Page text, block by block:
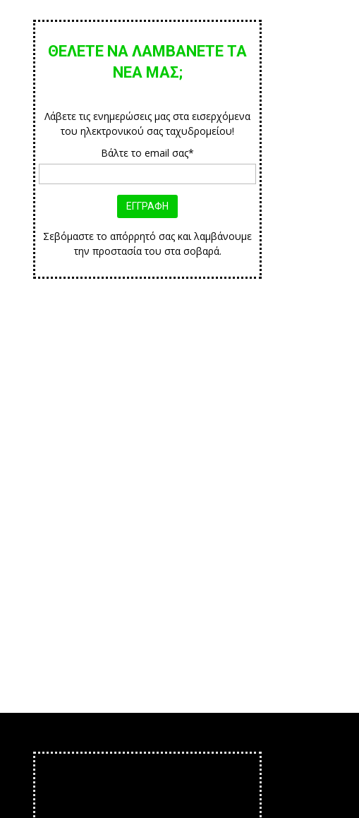
ΘΕΛΕΤΕ ΝΑ ΛΑΜΒΑΝΕΤΕ ΤΑ
ΝΕΑ ΜΑΣ;
Λάβετε τις ενημερώσεις μας στα εισερχόμενα
του ηλεκτρονικού σας ταχυδρομείου!
Βάλτε το email σας*
Σεβόμαστε το απόρρητό σας και λαμβάνουμε
την προστασία του στα σοβαρά.